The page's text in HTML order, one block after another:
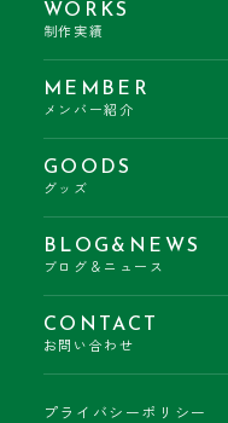
WORKS
制作実績
MEMBER
メンバー紹介
GOODS
グッズ
BLOG&NEWS
ブログ＆ニュース
CONTACT
お問い合わせ
プライバシーポリシー